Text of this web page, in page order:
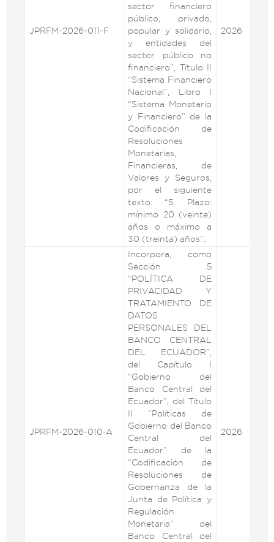
JPRFM-2026-011-F
sector financiero
público, privado,
popular y solidario,
y entidades del
sector público no
financiero”, Título II
“Sistema Financiero
Nacional”, Libro I
“Sistema Monetario
y Financiero” de la
Codificación de
Resoluciones
Monetarias,
Financieras, de
Valores y Seguros,
por el siguiente
texto: “5. Plazo:
mínimo 20 (veinte)
años o máximo a
30 (treinta) años”.
2026
JPRFM-2026-010-A
Incorpora, como
Sección 5
“POLÍTICA DE
PRIVACIDAD Y
TRATAMIENTO DE
DATOS
PERSONALES DEL
BANCO CENTRAL
DEL ECUADOR”,
del Capítulo I
“Gobierno del
Banco Central del
Ecuador”, del Título
II “Políticas de
Gobierno del Banco
Central del
Ecuador” de la
“Codificación de
Resoluciones de
Gobernanza de la
Junta de Política y
Regulación
Monetaria” del
Banco Central del
2026